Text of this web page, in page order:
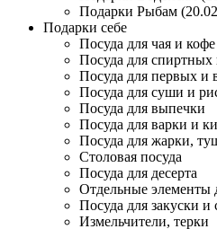
Подарки Рыбам
Подарки себе
Посуда для чая и кофе
Посуда для спиртных
Посуда для первых и
Посуда для суши и
Посуда для выпечки
Посуда для варки и
Посуда для жарки,
Столовая посуда
Посуда для десерта
Отдельные элементы
Посуда для закуски и
Измельчители, терки